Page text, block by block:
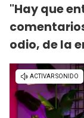
"Hay que
odio, de la